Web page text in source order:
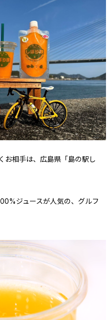
お相手は、広島県「島の駅し
ジュースが人気の、グルフ